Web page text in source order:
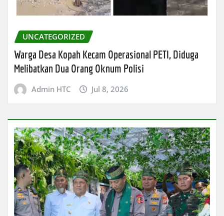
UNCATEGORIZED
Warga Desa Kopah Kecam Operasional PETI, Diduga
Melibatkan Dua Orang Oknum Polisi
Admin HTC Jul 8, 2026